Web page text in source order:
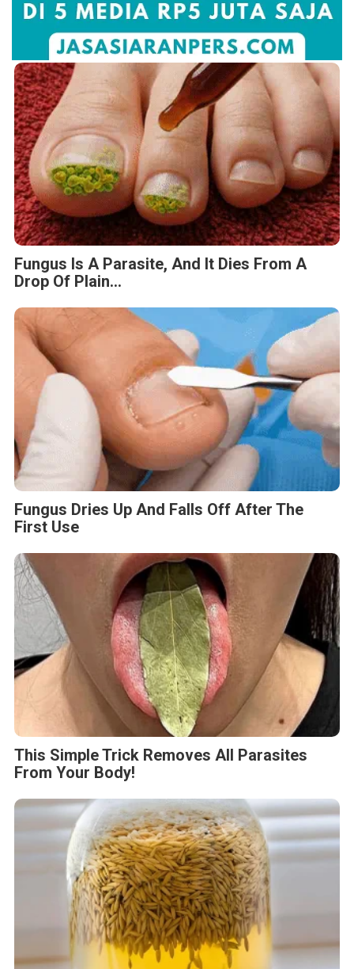
Fungus Is A Parasite, And It Dies From A
Drop Of Plain...
Fungus Dries Up And Falls Off After The
First Use
This Simple Trick Removes All Parasites
From Your Body!